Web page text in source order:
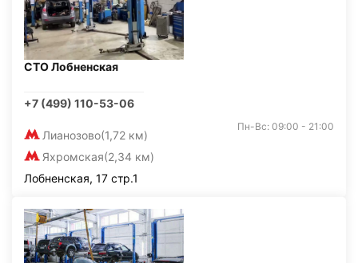
СТО Лобненская
+7 (499) 110-53-06
Лианозово(1,72 км)
Яхромская(2,34 км)
Пн-Вс: 09:00 - 21:00
Лобненская, 17 стр.1